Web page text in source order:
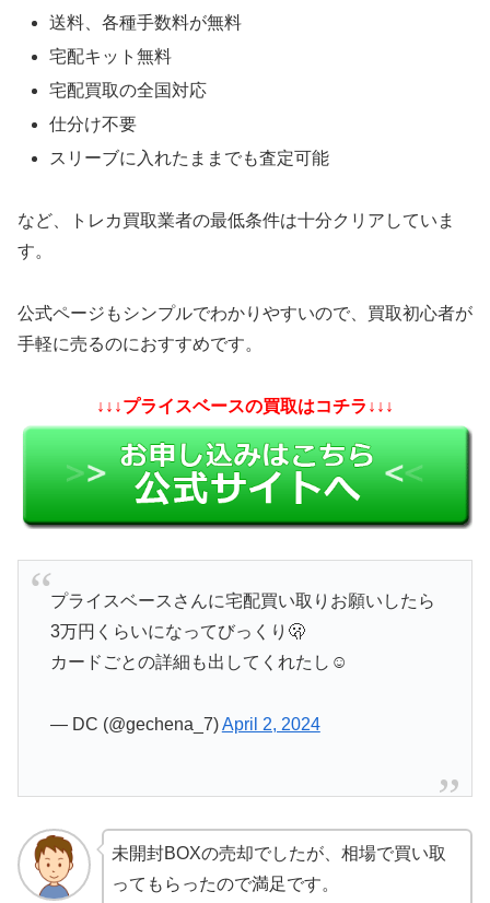
送料、各種手数料が無料
宅配キット無料
宅配買取の全国対応
仕分け不要
スリーブに入れたままでも査定可能
など、トレカ買取業者の最低条件は十分クリアしていま
す。
公式ページもシンプルでわかりやすいので、買取初心者が
手軽に売るのにおすすめです。
↓↓↓プライスベースの買取はコチラ↓↓↓
プライスベースさんに宅配買い取りお願いしたら
3万円くらいになってびっくり🫢
カードごとの詳細も出してくれたし☺️
— DC (@gechena_7)April 2, 2024
未開封BOXの売却でしたが、相場で買い取
ってもらったので満足です。